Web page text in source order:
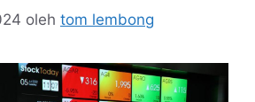
oleh tom lembong